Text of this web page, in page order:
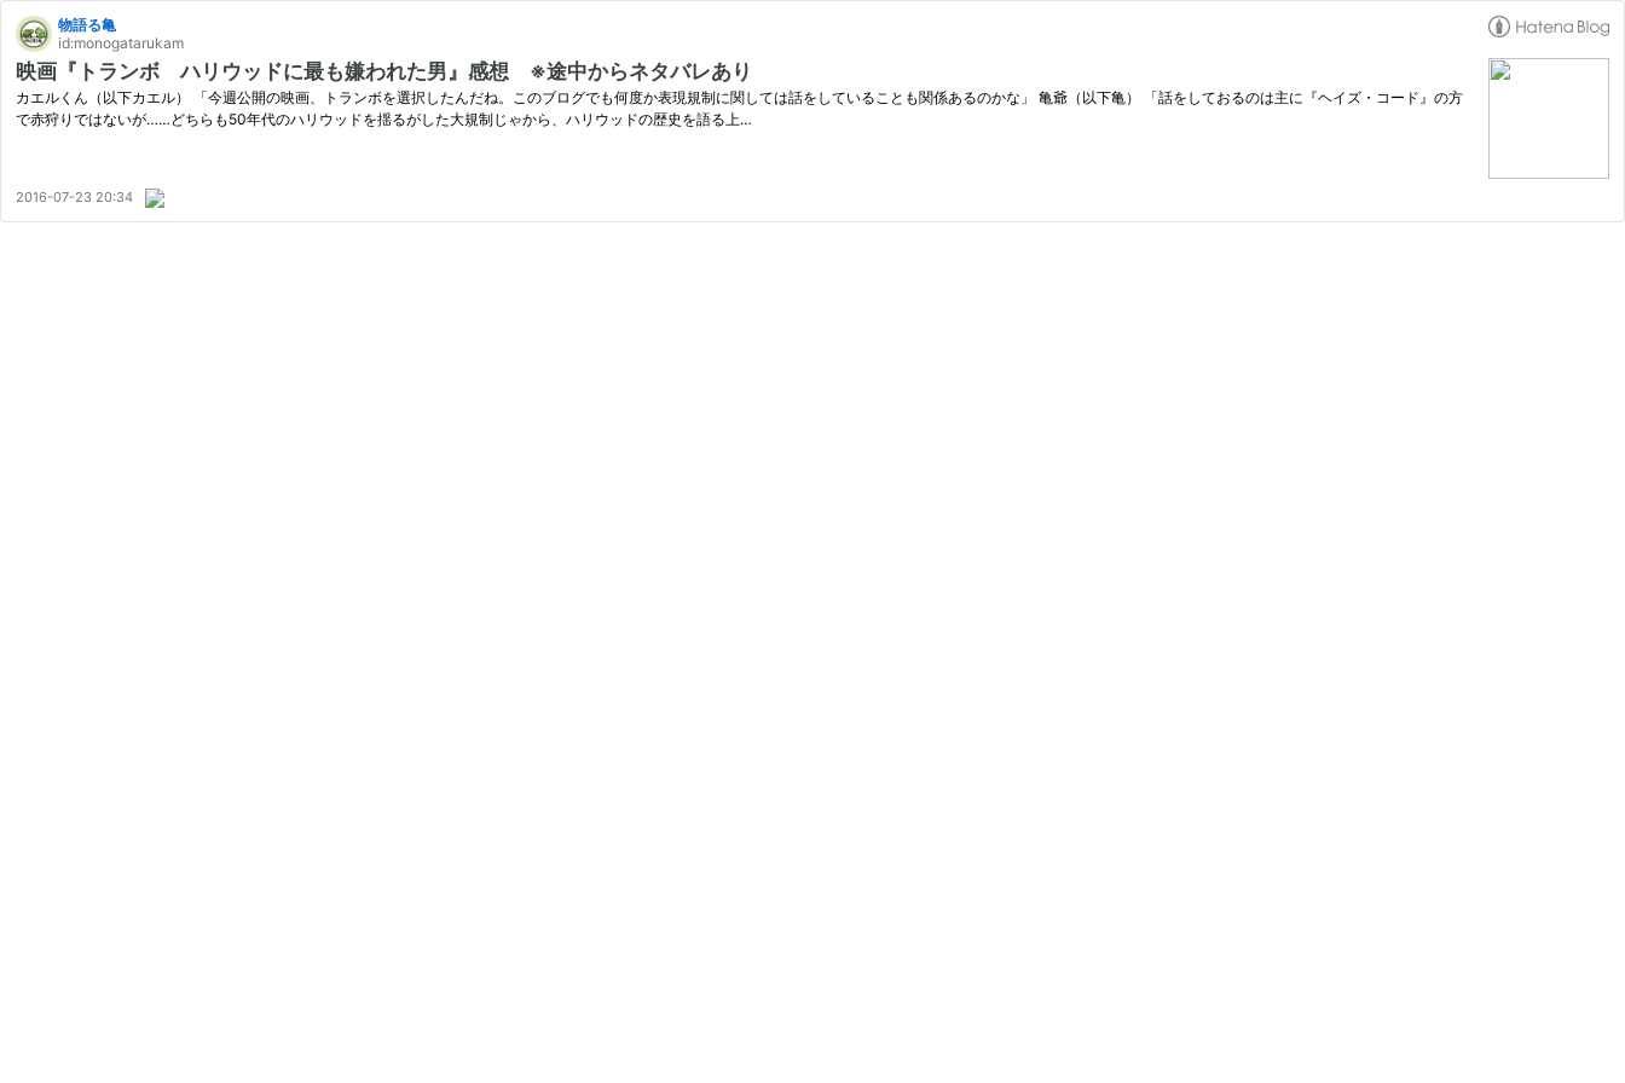
物語る亀
id:monogatarukam
映画『トランボ ハリウッドに最も嫌われた男』感想 ※途中からネタバレあり
カエルくん（以下カエル） 「今週公開の映画、トランボを選択したんだね。このブログでも何度か表現規制に関しては話をしていることも関係あるのかな」 亀爺（以下亀） 「話をしておるのは主に『ヘイズ・コード』の方
で赤狩りではないが……どちらも50年代のハリウッドを揺るがした大規制じゃから、ハリウッドの歴史を語る上…
2016-07-23 20:34